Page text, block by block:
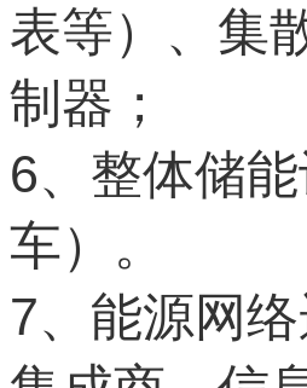
表等）、集
制器；
6、整体储
车）。
7、能源网